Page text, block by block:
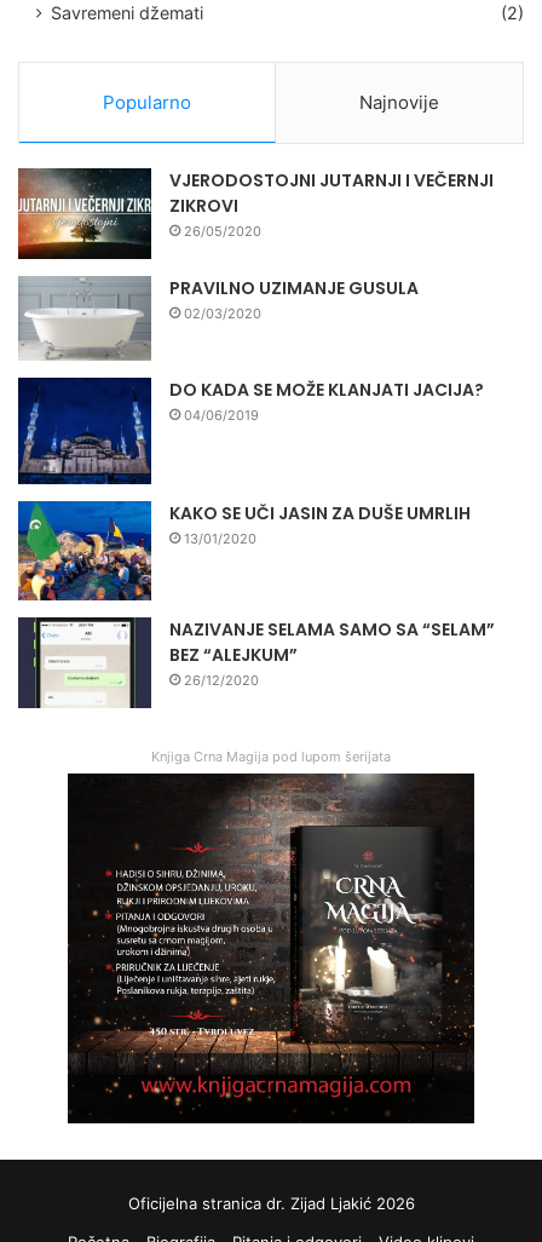
Savremeni džemati
(2)
Popularno Najnovije
VJERODOSTOJNI JUTARNJI I VEČERNJI
ZIKROVI
26/05/2020
PRAVILNO UZIMANJE GUSULA
02/03/2020
DO KADA SE MOŽE KLANJATI JACIJA?
04/06/2019
KAKO SE UČI JASIN ZA DUŠE UMRLIH
13/01/2020
NAZIVANJE SELAMA SAMO SA “SELAM”
BEZ “ALEJKUM”
26/12/2020
Knjiga Crna Magija pod lupom šerijata
Oficijelna stranica dr. Zijad Ljakić 2026